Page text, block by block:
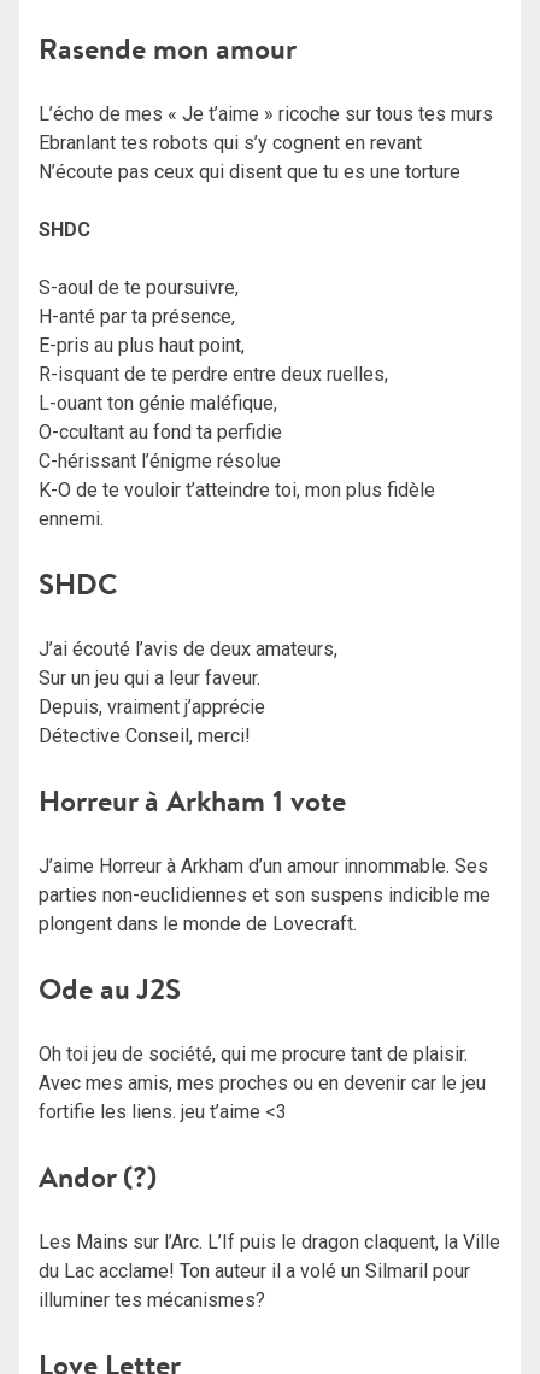
Rasende mon amour
L’écho de mes « Je t’aime » ricoche sur tous tes murs
Ebranlant tes robots qui s’y cognent en revant
N’écoute pas ceux qui disent que tu es une torture
SHDC
S-aoul de te poursuivre,
H-anté par ta présence,
E-pris au plus haut point,
R-isquant de te perdre entre deux ruelles,
L-ouant ton génie maléfique,
O-ccultant au fond ta perfidie
C-hérissant l’énigme résolue
K-O de te vouloir t’atteindre toi, mon plus fidèle
ennemi.
SHDC
J’ai écouté l’avis de deux amateurs,
Sur un jeu qui a leur faveur.
Depuis, vraiment j’apprécie
Détective Conseil, merci!
Horreur à Arkham 1 vote
J’aime Horreur à Arkham d’un amour innommable. Ses
parties non-euclidiennes et son suspens indicible me
plongent dans le monde de Lovecraft.
Ode au J2S
Oh toi jeu de société, qui me procure tant de plaisir.
Avec mes amis, mes proches ou en devenir car le jeu
fortifie les liens. jeu t’aime <3
Andor (?)
Les Mains sur l’Arc. L’If puis le dragon claquent, la Ville
du Lac acclame! Ton auteur il a volé un Silmaril pour
illuminer tes mécanismes?
Love Letter